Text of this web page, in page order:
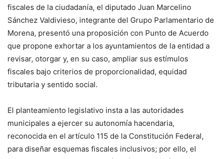
fiscales de la ciudadanía, el diputado Juan Marcelino
Sánchez Valdivieso, integrante del Grupo Parlamentario de
Morena, presentó una proposición con Punto de Acuerdo
que propone exhortar a los ayuntamientos de la entidad a
revisar, otorgar y, en su caso, ampliar sus estímulos
fiscales bajo criterios de proporcionalidad, equidad
tributaria y sentido social.
El planteamiento legislativo insta a las autoridades
municipales a ejercer su autonomía hacendaria,
reconocida en el artículo 115 de la Constitución Federal,
para diseñar esquemas fiscales inclusivos; por ello, el